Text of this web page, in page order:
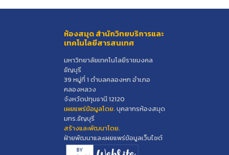
ห้องสมุด สำนักวิทยบริการและ
เทคโนโลยีสารสนเทศ
มหาวิทยาลัยเทคโนโลยีราชมงคล
ธัญบุรี
39 หมู่ที่ 1 ตำบลคลองหก อำเภอ
คลองหลวง
จังหวัดปทุมธานี 12120
เผยแพร่ข้อมูลโดย.บุคลากรห้องสมุด
มทร.ธัญบุรี
สร้างและพัฒนาโดย.
ฝ่ายพัฒนาและเผยแพร่ข้อมูลเว็บไซต์